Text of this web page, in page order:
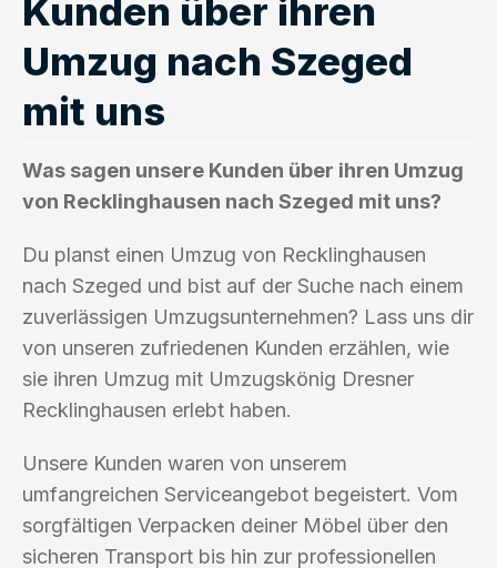
Kunden über ihren
Umzug nach Szeged
mit uns
Was sagen unsere Kunden über ihren Umzug
von Recklinghausen nach Szeged mit uns?
Du planst einen Umzug von Recklinghausen
nach Szeged und bist auf der Suche nach einem
zuverlässigen Umzugsunternehmen? Lass uns dir
von unseren zufriedenen Kunden erzählen, wie
sie ihren Umzug mit Umzugskönig Dresner
Recklinghausen erlebt haben.
Unsere Kunden waren von unserem
umfangreichen Serviceangebot begeistert. Vom
sorgfältigen Verpacken deiner Möbel über den
sicheren Transport bis hin zur professionellen